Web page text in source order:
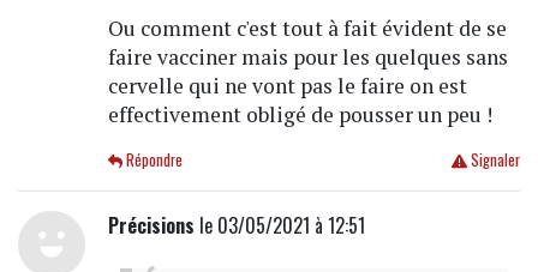
Ou comment c'est tout à fait évident de se
faire vacciner mais pour les quelques sans
cervelle qui ne vont pas le faire on est
effectivement obligé de pousser un peu !
Signaler
Répondre
Précisions le 03/05/2021 à 12:51